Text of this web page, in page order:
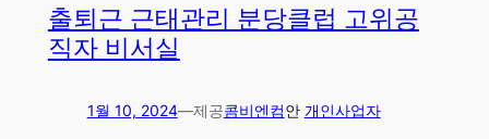
출퇴근 근태관리 분당클럽 고위공
직자 비서실
1월 10, 2024—제공콤비엔컴안 개인사업자